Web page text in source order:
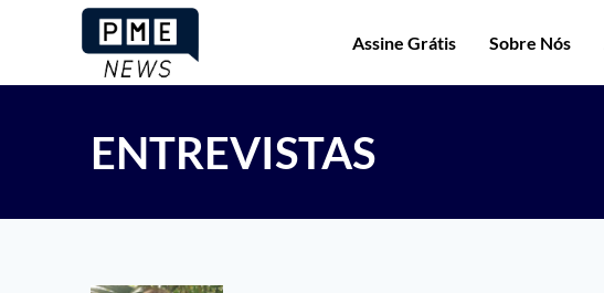
Assine Grátis Sobre Nós
ENTREVISTAS